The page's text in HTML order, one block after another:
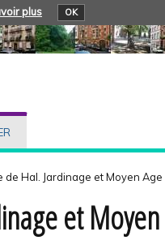
plus OK
de Hal. Jardinage et Moyen Age
et